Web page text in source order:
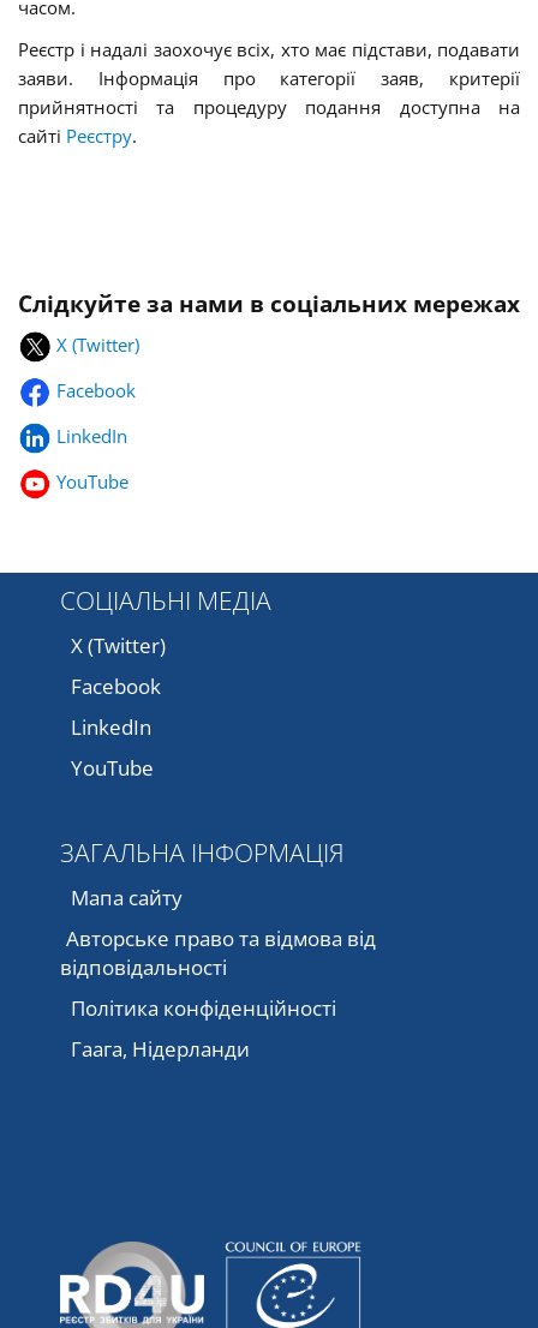
часом.
Реєстр і надалі заохочує всіх, хто має підстави, подавати
заяви. Інформація про категорії заяв, критерії
прийнятності та процедуру подання доступна на
сайті Реєстру.
Слідкуйте за нами в соціальних мережах
X (Twitter)
Facebook
LinkedIn
YouTube
СОЦІАЛЬНІ МЕДІА
X (Twitter)
Facebook
LinkedIn
YouTube
ЗАГАЛЬНА ІНФОРМАЦІЯ
Мапа сайту
Авторське право та відмова від
відповідальності
Політика конфіденційності
Гаага, Нідерланди